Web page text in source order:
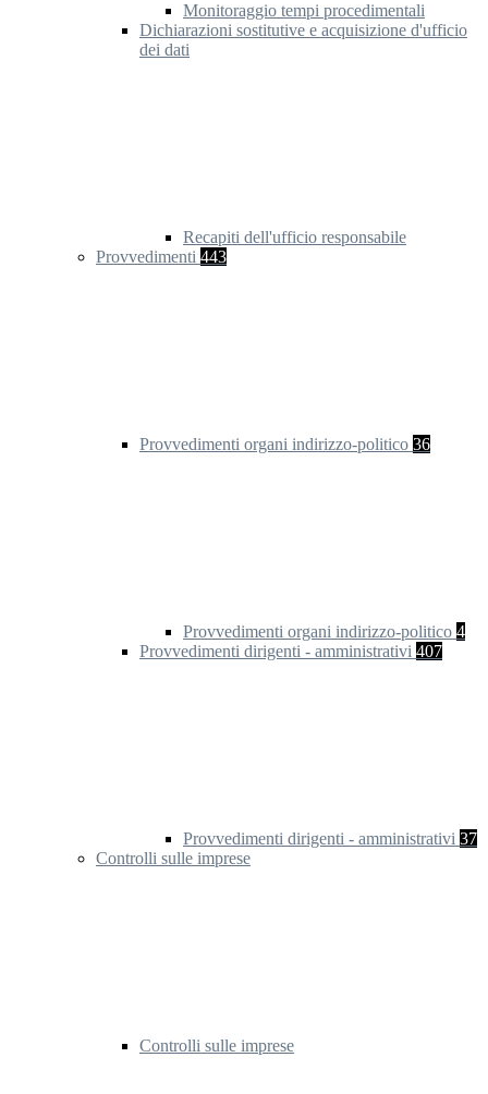
Monitoraggio tempi procedimentali
Dichiarazioni sostitutive e acquisizione d'ufficio
dei dati
Recapiti dell'ufficio responsabile
Provvedimenti 443
Provvedimenti organi indirizzo-politico 36
Provvedimenti organi indirizzo-politico 4
Provvedimenti dirigenti - amministrativi 407
Provvedimenti dirigenti - amministrativi 37
Controlli sulle imprese
Controlli sulle imprese